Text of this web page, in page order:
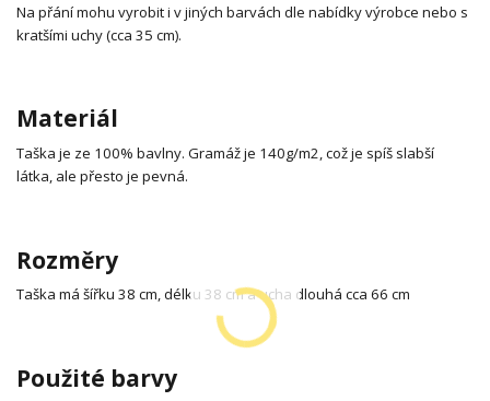
Na přání mohu vyrobit i v jiných barvách dle nabídky výrobce nebo s
kratšími uchy (cca 35 cm).
Materiál
Taška je ze 100% bavlny. Gramáž je 140g/m2, což je spíš slabší
látka, ale přesto je pevná.
Rozměry
Taška má šířku 38 cm, délku 38 cm a ucha dlouhá cca 66 cm
Použité barvy